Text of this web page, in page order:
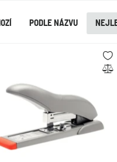
PODLE NÁZVU